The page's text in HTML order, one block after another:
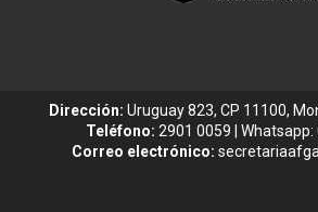
Dirección: Uruguay 823, CP 11100,
Teléfono: 2901 0059 |
Correo electrónico: